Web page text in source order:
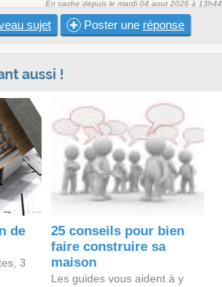
En cache depuis le mardi 04 aout 2026 à 13h44
sujet Poster une réponse
aussi !
de
3
25 conseils pour bien
faire construire sa
maison
Les guides vous aident à y